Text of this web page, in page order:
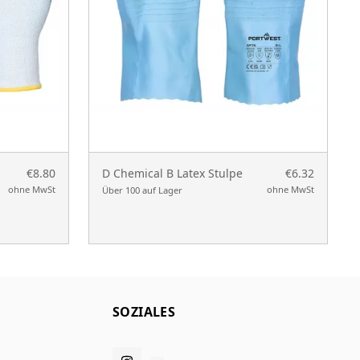
€8.80
ohne MwSt
D Chemical B Latex Stulpe
Über 100 auf Lager
€6.32
ohne MwSt
SOZIALES